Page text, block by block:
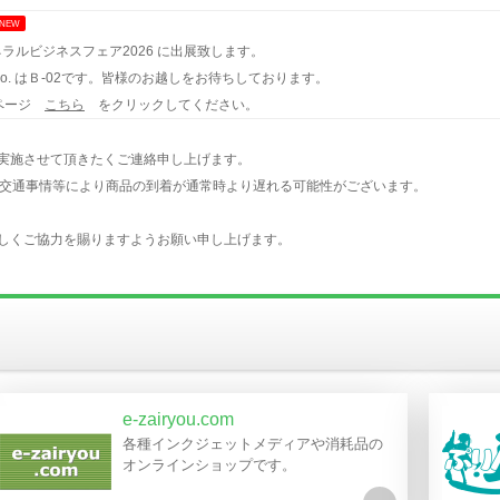
NEW
ビジネスフェア2026 に出展致します。
Ｂ-02です。皆様のお越しをお待ちしております。
ージ
こちら
をクリックしてください。
させて頂きたくご連絡申し上げます。
事情等により商品の到着が通常時より遅れる可能性がございます。
ご協力を賜りますようお願い申し上げます。
の場合はご相談下さい
レストランショー に出展致します。
です。
をクリックしてください。
施させて頂きたくご連絡申し上げます。
e-zairyou.com
各種インクジェットメディアや消耗品の
オンラインショップです。